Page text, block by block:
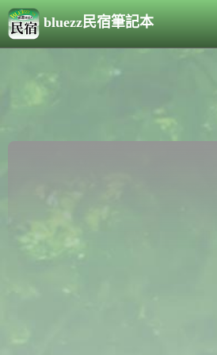
bluezz民宿筆記本